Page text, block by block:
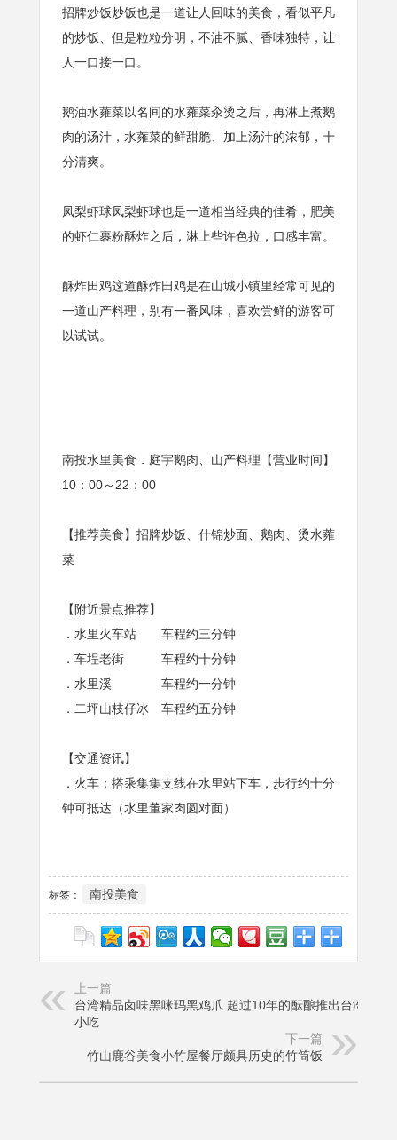
招牌炒饭炒饭也是一道让人回味的美食，看似平凡
的炒饭、但是粒粒分明，不油不腻、香味独特，让
人一口接一口。
鹅油水蕹菜以名间的水蕹菜汆烫之后，再淋上煮鹅
肉的汤汁，水蕹菜的鲜甜脆、加上汤汁的浓郁，十
分清爽。
凤梨虾球凤梨虾球也是一道相当经典的佳肴，肥美
的虾仁裹粉酥炸之后，淋上些许色拉，口感丰富。
酥炸田鸡这道酥炸田鸡是在山城小镇里经常可见的
一道山产料理，别有一番风味，喜欢尝鲜的游客可
以试试。
南投水里美食．庭宇鹅肉、山产料理【营业时间】
10：00～22：00
【推荐美食】招牌炒饭、什锦炒面、鹅肉、烫水蕹
菜
【附近景点推荐】
．水里火车站 车程约三分钟
．车埕老街 车程约十分钟
．水里溪 车程约一分钟
．二坪山枝仔冰 车程约五分钟
【交通资讯】
．火车：搭乘集集支线在水里站下车，步行约十分
钟可抵达（水里董家肉圆对面）
标签： 南投美食
上一篇
台湾精品卤味黑咪玛黑鸡爪 超过10年的酝酿推出台湾精品
小吃
下一篇
竹山鹿谷美食小竹屋餐厅颇具历史的竹筒饭